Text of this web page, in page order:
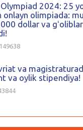
2024: 25
onlayn olimpiada:
dollar va
va
va oylik stipendiya!